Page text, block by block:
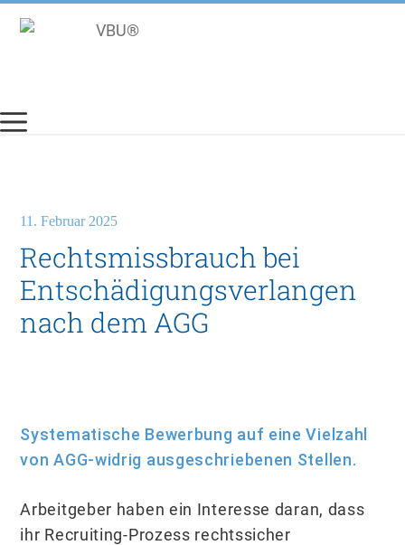
Inhalt
Rechtsmissbrauch bei
Entschädigungsverlangen
nach dem AGG
11. Februar 2025
Systematische Bewerbung auf eine Vielzahl
von AGG-widrig ausgeschriebenen Stellen.
Arbeitgeber haben ein Interesse daran, dass
ihr Recruiting-Prozess rechtssicher